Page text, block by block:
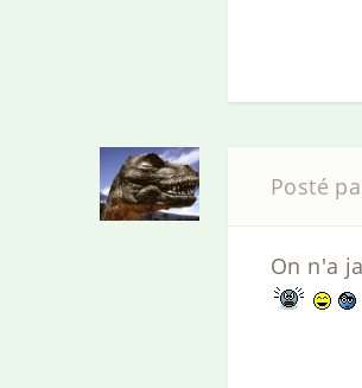
Posté
On n'a